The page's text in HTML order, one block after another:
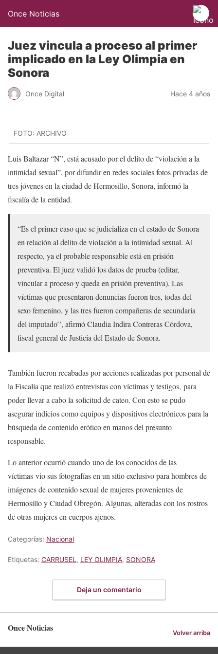
Once Noticias
Juez vincula a proceso al primer
implicado en la Ley Olimpia en
Sonora
Once Digital Hace 4 años
FOTO: ARCHIVO
Luis Baltazar “N”, está acusado por el delito de “violación a la
intimidad sexual”, por difundir en redes sociales fotos privadas de
tres jóvenes en la ciudad de Hermosillo, Sonora, informó la
fiscalía de la entidad.
“Es el primer caso que se judicializa en el estado de Sonora
en relación al delito de violación a la intimidad sexual. Al
respecto, ya el probable responsable está en prisión
preventiva. El juez validó los datos de prueba (editar,
vincular a proceso y queda en prisión preventiva). Las
víctimas que presentaron denuncias fueron tres, todas del
sexo femenino, y las tres fueron compañeras de secundaria
del imputado’’, afirmó Claudia Indira Contreras Córdova,
fiscal general de Justicia del Estado de Sonora.
También fueron recabadas por acciones realizadas por personal de
la Fiscalía que realizó entrevistas con víctimas y testigos, para
poder llevar a cabo la solicitud de cateo. Con esto se pudo
asegurar indicios como equipos y dispositivos electrónicos para la
búsqueda de contenido erótico en manos del presunto
responsable.
Lo anterior ocurrió cuando uno de los conocidos de las
víctimas vio sus fotografías en un sitio exclusivo para hombres de
imágenes de contenido sexual de mujeres provenientes de
Hermosillo y Ciudad Obregón. Algunas, alteradas con los rostros
de otras mujeres en cuerpos ajenos.
Categorías: Nacional
Etiquetas: CARRUSEL , LEY OLIMPIA, SONORA
Deja un comentario
Once Noticias Volver arriba